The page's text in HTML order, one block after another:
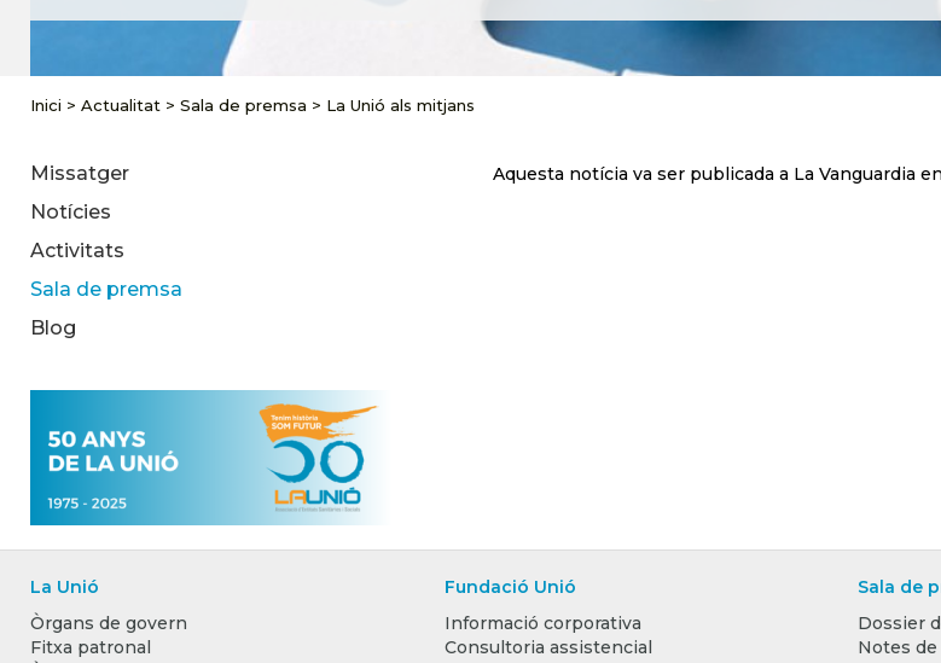
Inici > Actualitat > Sala de premsa > La Unió als mitjans
Missatger
Notícies
Activitats
Sala de premsa
Blog
Aquesta notícia va ser publicada a La Vanguardia
La Unió
Òrgans de govern
Fitxa patronal
Fundació Unió
Informació corporativa
Consultoria assistencial
Sala de
Dossier
Notes